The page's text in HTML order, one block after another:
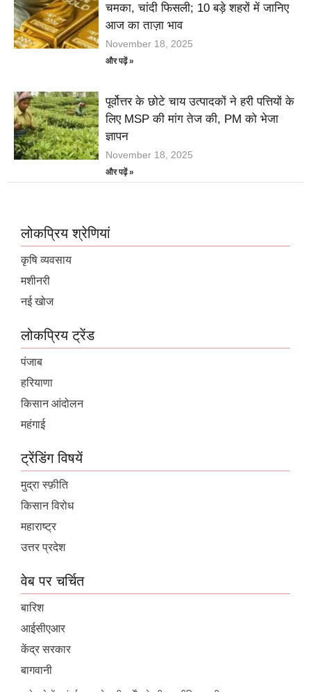
चमका, चांदी फिसली; 10 बड़े शहरों में जानिए
आज का ताज़ा भाव
November 18, 2025
और पढ़ें »
पूर्वोत्तर के छोटे चाय उत्पादकों ने हरी पत्तियों के
लिए MSP की मांग तेज की, PM को भेजा
ज्ञापन
November 18, 2025
और पढ़ें »
लोकप्रिय श्रेणियां
कृषि व्यवसाय
मशीनरी
नई खोज
लोकप्रिय ट्रेंड
पंजाब
हरियाणा
किसान आंदोलन
महंगाई
ट्रेंडिंग विषयें
मुद्रा स्फ़ीति
किसान विरोध
महाराष्ट्र
उत्तर प्रदेश
वेब पर चर्चित
बारिश
आईसीएआर
केंद्र सरकार
बागवानी